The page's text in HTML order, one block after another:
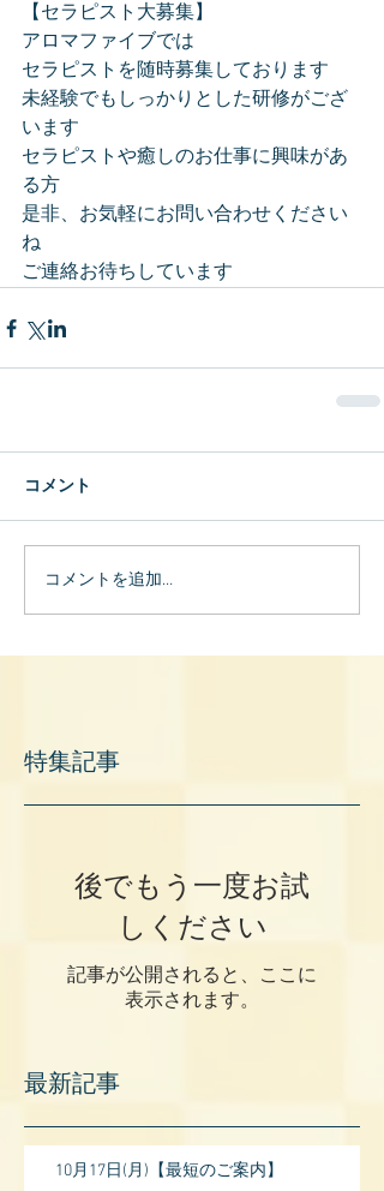
【セラピスト大募集】
アロマファイブでは
セラピストを随時募集しております
未経験でもしっかりとした研修がござ
います
セラピストや癒しのお仕事に興味があ
る方
是非、お気軽にお問い合わせください
ね
ご連絡お待ちしています
コメント
コメントを追加…
特集記事
後でもう一度お試
しください
記事が公開されると、ここに
表示されます。
最新記事
10月17日(月)【最短のご案内】